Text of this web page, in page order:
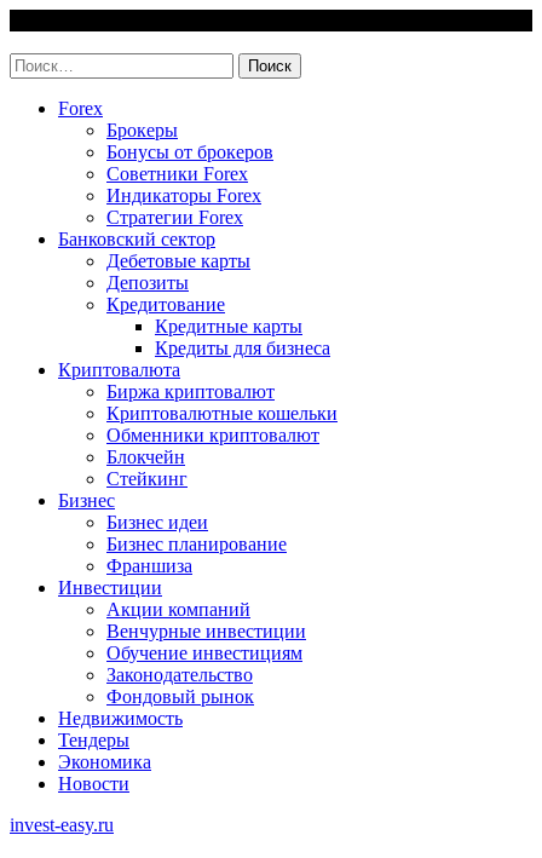
content
Найти:
Forex
Брокеры
Бонусы от брокеров
Советники Forex
Индикаторы Forex
Стратегии Forex
Банковский сектор
Дебетовые карты
Депозиты
Кредитование
Кредитные карты
Кредиты для бизнеса
Криптовалюта
Биржа криптовалют
Криптовалютные кошельки
Обменники криптовалют
Блокчейн
Стейкинг
Бизнес
Бизнес идеи
Бизнес планирование
Франшиза
Инвестиции
Акции компаний
Венчурные инвестиции
Обучение инвестициям
Законодательство
Фондовый рынок
Недвижимость
Тендеры
Экономика
Новости
invest-easy.ru